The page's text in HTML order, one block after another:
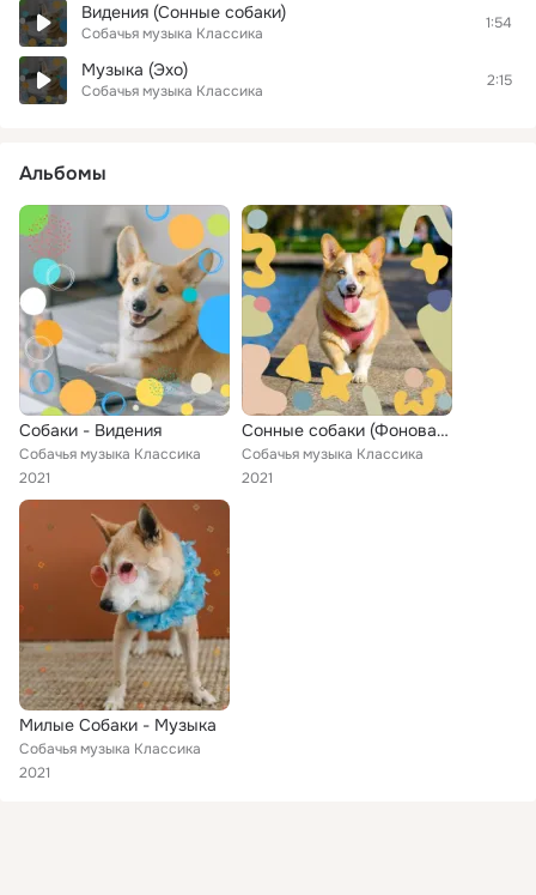
Видения (Сонные собаки)
Собачья музыка Классика
1:54
Музыка (Эхо)
Собачья музыка Классика
2:15
Альбомы
Собаки - Видения
Собачья музыка Классика
2021
Сонные собаки (Фоновая Музыка)
Собачья музыка Классика
2021
Милые Собаки - Музыка
Собачья музыка Классика
2021